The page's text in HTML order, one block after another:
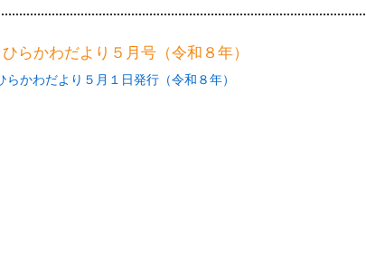
ひらかわだより５月号（令和８年）
らかわだより５月１日発行（令和８年）